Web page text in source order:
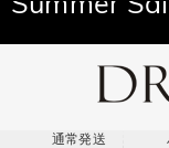
11,700
Summer
通常発送